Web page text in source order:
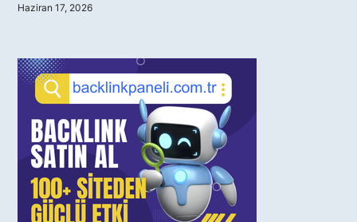
Haziran 17, 2026